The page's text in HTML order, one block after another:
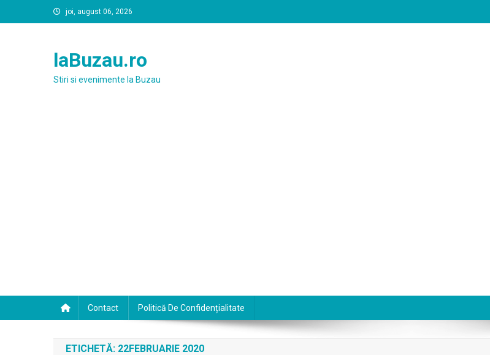
to
joi, august 06, 2026
laBuzau.ro
Stiri si evenimente la Buzau
Contact Politică De Confidențialitate
ETICHETĂ: 22FEBRUARIE 2020